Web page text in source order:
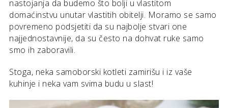
nastojanja da budemo što bolji u vlastitom
domaćinstvu unutar vlastitih obitelji. Moramo se samo
povremeno podsjetiti da su najbolje stvari one
najjednostavnije, da su često na dohvat ruke samo
smo ih zaboravili.
Stoga, neka samoborski kotleti zamirišu i iz vaše
kuhinje i neka vam svima budu u slast!